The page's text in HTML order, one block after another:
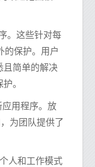
。这些针对每
的保护。用户
且简单的解决
。
应用程序。放
为团队提供了
人和工作模式